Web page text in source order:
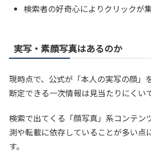
検索者の好奇心によりクリックが
実写・素顔写真はあるのか
現時点で、公式が「本人の実写の顔」
断定できる一次情報は見当たりにくいで
検索で出てくる「顔写真」系コンテン
測や転載に依存していることが多い点
す。